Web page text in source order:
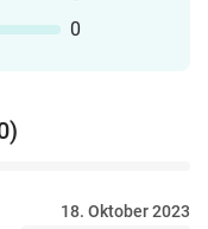
0
18. Oktober 2023